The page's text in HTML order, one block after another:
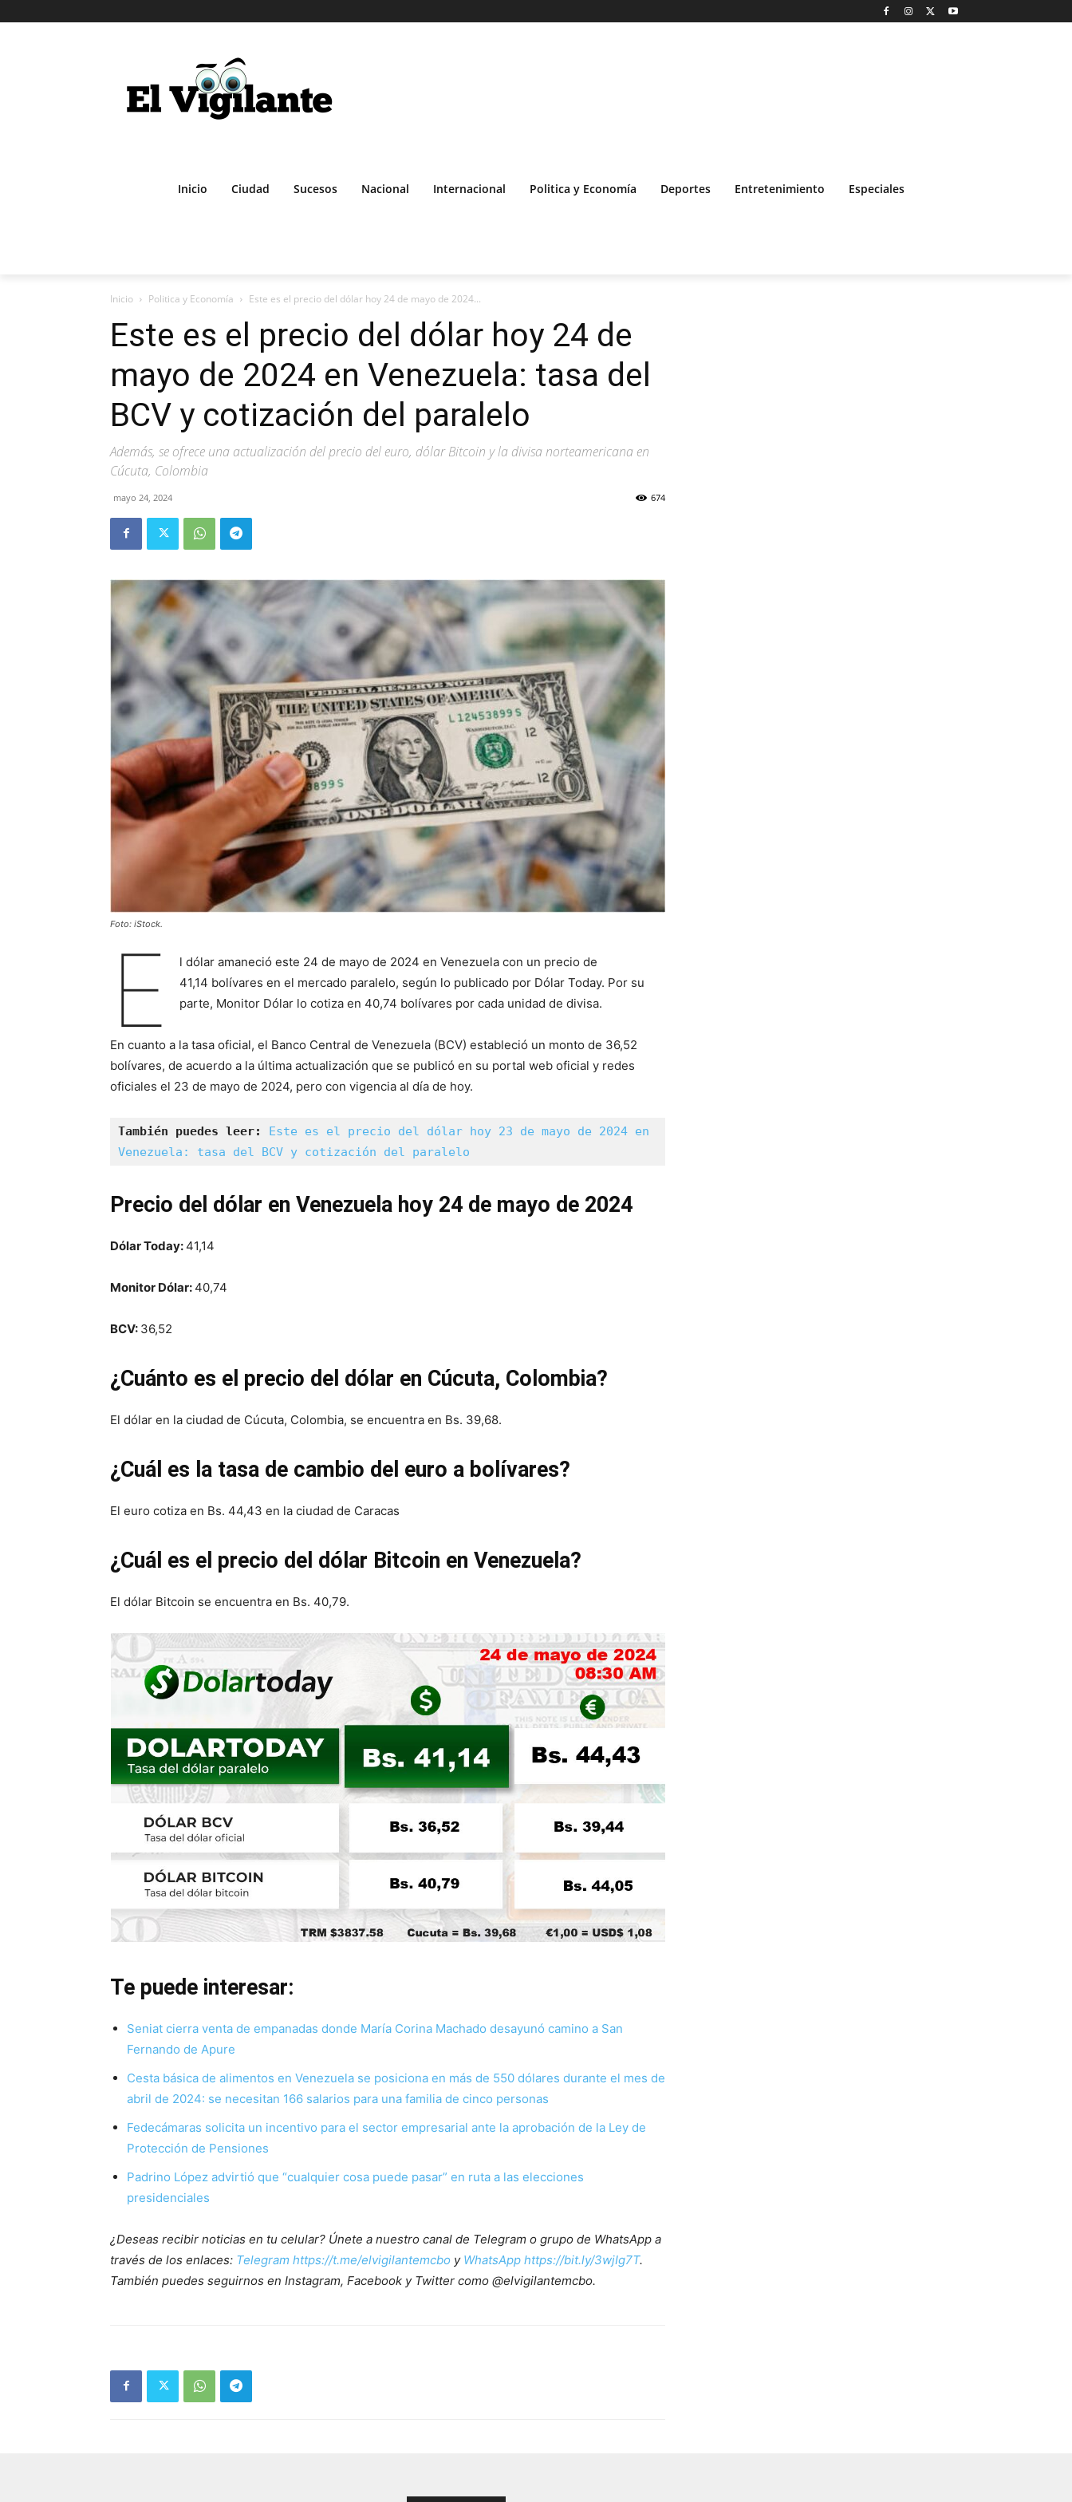
Inicio Ciudad Sucesos Nacional Internacional Politica y Economía Deportes Entretenimiento Especiales
Inicio Politica y Economía Este es el precio del dólar hoy 24 de mayo de 2024...
Este es el precio del dólar hoy 24 de
mayo de 2024 en Venezuela: tasa del
BCV y cotización del paralelo
Además, se ofrece una actualización del precio del euro, dólar Bitcoin y la divisa norteamericana en
Cúcuta, Colombia
mayo 24, 2024 674
Foto: iStock.
E
l dólar amaneció este 24 de mayo de 2024 en Venezuela con un precio de
41,14 bolívares en el mercado paralelo, según lo publicado por Dólar Today. Por su
parte, Monitor Dólar lo cotiza en 40,74 bolívares por cada unidad de divisa.
En cuanto a la tasa oficial, el Banco Central de Venezuela (BCV) estableció un monto de 36,52
bolívares, de acuerdo a la última actualización que se publicó en su portal web oficial y redes
oficiales el 23 de mayo de 2024, pero con vigencia al día de hoy.
También puedes leer: Este es el precio del dólar hoy 23 de mayo de 2024 en
Venezuela: tasa del BCV y cotización del paralelo
Precio del dólar en Venezuela hoy 24 de mayo de 2024
Dólar Today:41,14
Monitor Dólar:40,74
BCV: 36,52
¿Cuánto es el precio del dólar en Cúcuta, Colombia?
El dólar en la ciudad de Cúcuta, Colombia, se encuentra en Bs. 39,68.
¿Cuál es la tasa de cambio del euro a bolívares?
El euro cotiza en Bs. 44,43 en la ciudad de Caracas
¿Cuál es el precio del dólar Bitcoin en Venezuela?
El dólar Bitcoin se encuentra en Bs. 40,79.
Te puede interesar:
Seniat cierra venta de empanadas donde María Corina Machado desayunó camino a San
Fernando de Apure
Cesta básica de alimentos en Venezuela se posiciona en más de 550 dólares durante el mes de
abril de 2024: se necesitan 166 salarios para una familia de cinco personas
Fedecámaras solicita un incentivo para el sector empresarial ante la aprobación de la Ley de
Protección de Pensiones
Padrino López advirtió que “cualquier cosa puede pasar” en ruta a las elecciones
presidenciales
¿Deseas recibir noticias en tu celular? Únete a nuestro canal de Telegram o grupo de WhatsApp a
través de los enlaces: Telegram https://t.me/elvigilantemcbo y WhatsApp https://bit.ly/3wjIg7T.
También puedes seguirnos en Instagram, Facebook y Twitter como @elvigilantemcbo.